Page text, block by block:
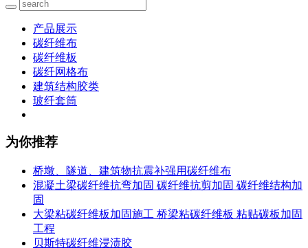
产品展示
碳纤维布
碳纤维板
碳纤网格布
建筑结构胶类
玻纤套筒
为你推荐
桥墩、隧道、建筑物抗震补强用碳纤维布
混凝土梁碳纤维抗弯加固 碳纤维抗剪加固 碳纤维结构加
固
大梁粘碳纤维板加固施工 桥梁粘碳纤维板 粘贴碳板加固
工程
贝斯特碳纤维浸渍胶